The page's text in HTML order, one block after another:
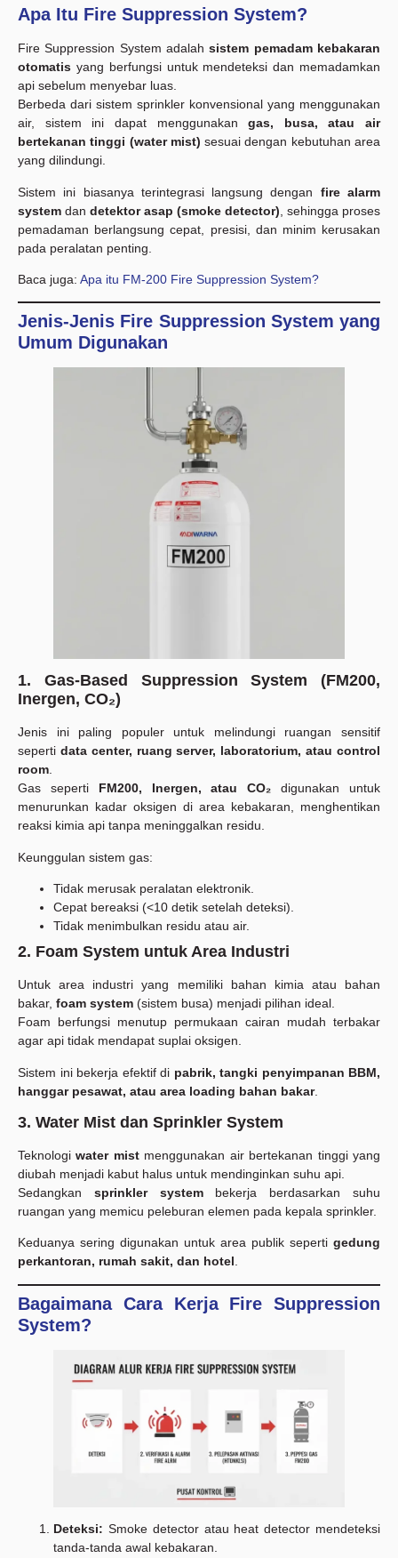
Apa Itu Fire Suppression System?
Fire Suppression System adalahsistem pemadam kebakaran
otomatis yang berfungsi untuk mendeteksi dan memadamkan
api sebelum menyebar luas.
Berbeda dari sistem sprinkler konvensional yang menggunakan
air, sistem ini dapat menggunakangas, busa, atau air
bertekanan tinggi (water mist) sesuai dengan kebutuhan area
yang dilindungi.
Sistem ini biasanya terintegrasi langsung dengan fire alarm
system dan detektor asap (smoke detector) , sehingga proses
pemadaman berlangsung cepat, presisi, dan minim kerusakan
pada peralatan penting.
Baca juga: Apa itu FM-200 Fire Suppression System?
Jenis-Jenis Fire Suppression System yang
Umum Digunakan
1. Gas-Based Suppression System (FM200,
Inergen, CO₂)
Jenis ini paling populer untuk melindungi ruangan sensitif
seperti data center, ruang server, laboratorium, atau control
room.
Gas seperti FM200, Inergen, atau CO₂ digunakan untuk
menurunkan kadar oksigen di area kebakaran, menghentikan
reaksi kimia api tanpa meninggalkan residu.
Keunggulan sistem gas:
Tidak merusak peralatan elektronik.
Cepat bereaksi (<10 detik setelah deteksi).
Tidak menimbulkan residu atau air.
2. Foam System untuk Area Industri
Untuk area industri yang memiliki bahan kimia atau bahan
bakar, foam system (sistem busa) menjadi pilihan ideal.
Foam berfungsi menutup permukaan cairan mudah terbakar
agar api tidak mendapat suplai oksigen.
Sistem ini bekerja efektif di pabrik, tangki penyimpanan BBM,
hanggar pesawat, atau area loading bahan bakar.
3. Water Mist dan Sprinkler System
Teknologiwater mistmenggunakan air bertekanan tinggi yang
diubah menjadi kabut halus untuk mendinginkan suhu api.
Sedangkan sprinkler systembekerja berdasarkan suhu
ruangan yang memicu peleburan elemen pada kepala sprinkler.
Keduanya sering digunakan untuk area publik seperti gedung
perkantoran, rumah sakit, dan hotel.
Bagaimana Cara Kerja Fire Suppression
System?
Deteksi: Smoke detector atau heat detector mendeteksi
tanda-tanda awal kebakaran.